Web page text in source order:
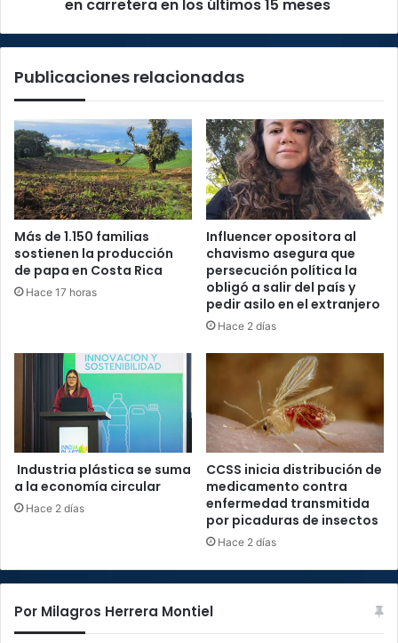
meses
en carretera en los últimos 15 meses
Publicaciones relacionadas
Más de 1.150 familias
sostienen la producción
de papa en Costa Rica
Hace 17 horas
Influencer opositora al
chavismo asegura que
persecución política la
obligó a salir del país y
pedir asilo en el extranjero
Hace 2 días
Industria plástica se suma
a la economía circular
Hace 2 días
CCSS inicia distribución de
medicamento contra
enfermedad transmitida
por picaduras de insectos
Hace 2 días
Por Milagros Herrera Montiel